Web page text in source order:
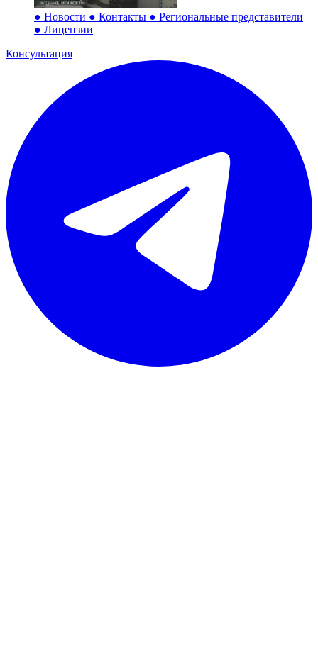
● Новости ● Контакты ● Региональные представители
● Лицензии
Консультация